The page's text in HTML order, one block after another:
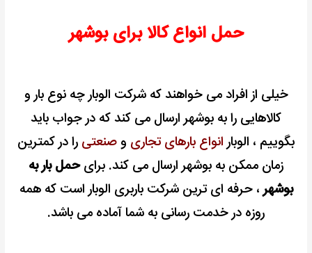
حمل انواع کالا برای بوشهر
خیلی از افراد می خواهند که شرکت الوبار چه نوع بار و
کالاهایی را به بوشهر ارسال می کند که در جواب باید
بگوییم ، الوبارانواع بارهای تجاری وصنعتی را در کمترین
زمان ممکن به بوشهر ارسال می کند. برایحمل بار به
بوشهر، حرفه ای ترین شرکت باربری الوبار است که همه
روزه در خدمت رسانی به شما آماده می باشد.